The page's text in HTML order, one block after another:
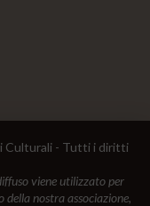
Culturali - Tutti i diritti
viene utilizzato per
della nostra associazione,